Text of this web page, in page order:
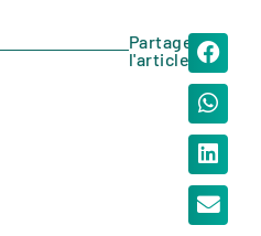
Partager
l'article